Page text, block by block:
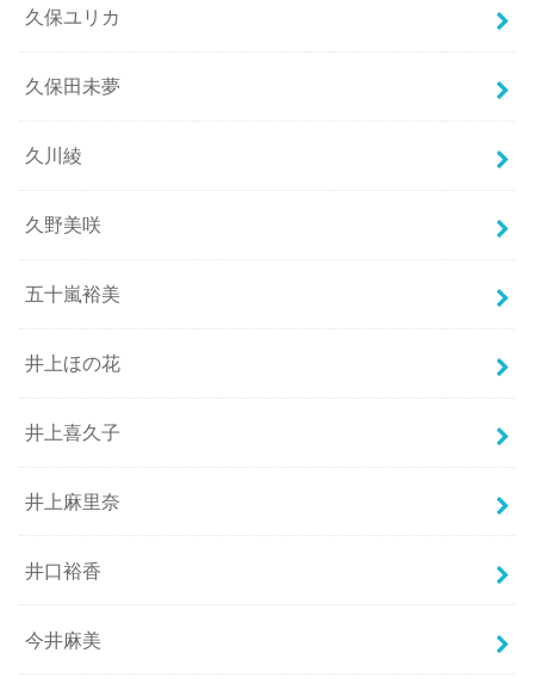
久保ユリカ
久保田未夢
久川綾
久野美咲
五十嵐裕美
井上ほの花
井上喜久子
井上麻里奈
井口裕香
今井麻美